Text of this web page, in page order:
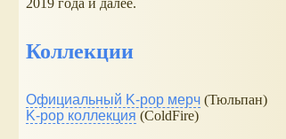
2019 года и далее.
Коллекции
Официальный K-pop мерч (Тюльпан)
K-pop коллекция (ColdFire)